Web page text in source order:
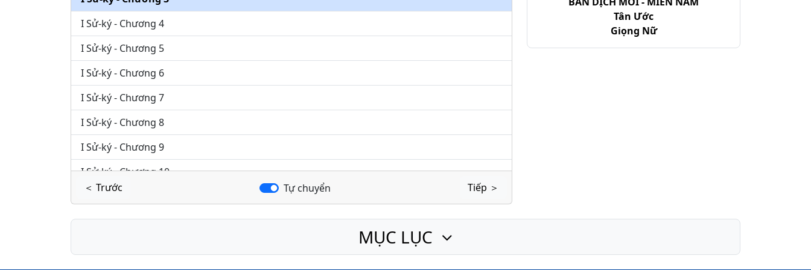
keys
volume.
I Sử-ký - Chương 4
I Sử-ký - Chương 5
I Sử-ký - Chương 6
I Sử-ký - Chương 7
I Sử-ký - Chương 8
I Sử-ký - Chương 9
I Sử-ký - Chương 10
I Sử-ký - Chương 12
＜ Trước Tự chuyển Tiếp ＞
Tân Ước
Giọng Nữ
MỤC LỤC